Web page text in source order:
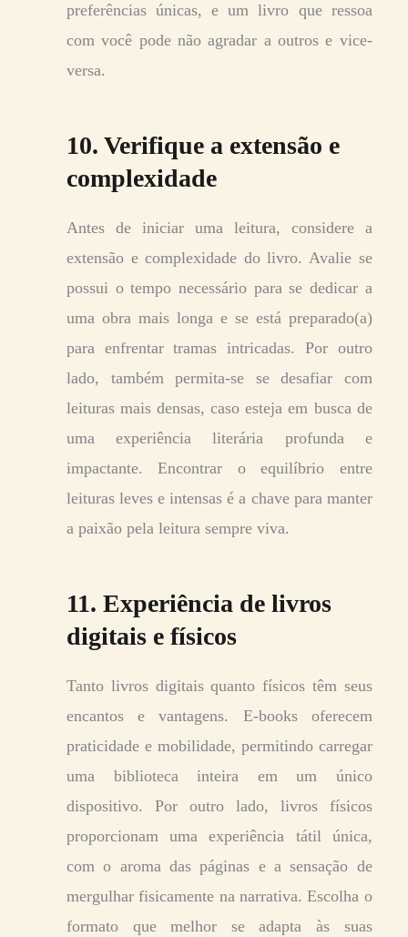
preferências únicas, e um livro que ressoa
com você pode não agradar a outros e vice-
versa.
10. Verifique a extensão e
complexidade
Antes de iniciar uma leitura, considere a
extensão e complexidade do livro. Avalie se
possui o tempo necessário para se dedicar a
uma obra mais longa e se está preparado(a)
para enfrentar tramas intricadas. Por outro
lado, também permita-se se desafiar com
leituras mais densas, caso esteja em busca de
uma experiência literária profunda e
impactante. Encontrar o equilíbrio entre
leituras leves e intensas é a chave para manter
a paixão pela leitura sempre viva.
11. Experiência de livros
digitais e físicos
Tanto livros digitais quanto físicos têm seus
encantos e vantagens. E-books oferecem
praticidade e mobilidade, permitindo carregar
uma biblioteca inteira em um único
dispositivo. Por outro lado, livros físicos
proporcionam uma experiência tátil única,
com o aroma das páginas e a sensação de
mergulhar fisicamente na narrativa. Escolha o
formato que melhor se adapta às suas